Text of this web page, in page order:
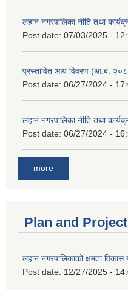
लहान नगरपालिका नीति तथा
Post date: 07/03/2025 -
प्रस्तावित आय विवरण (आ.ब.
Post date: 06/27/2024 -
लहान नगरपालिका नीति तथा
Post date: 06/27/2024 -
more
Plan and Project
लहान नगरपालिकाको क्षमता विकास
Post date: 12/27/2025 -